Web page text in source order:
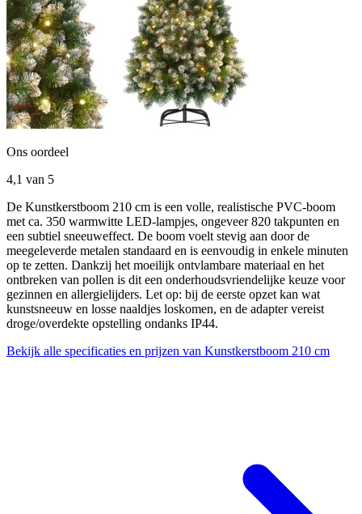
Ons oordeel
4,1 van 5
De Kunstkerstboom 210 cm is een volle, realistische PVC-boom
met ca. 350 warmwitte LED-lampjes, ongeveer 820 takpunten en
een subtiel sneeuweffect. De boom voelt stevig aan door de
meegeleverde metalen standaard en is eenvoudig in enkele minuten
op te zetten. Dankzij het moeilijk ontvlambare materiaal en het
ontbreken van pollen is dit een onderhoudsvriendelijke keuze voor
gezinnen en allergielijders. Let op: bij de eerste opzet kan wat
kunstsneeuw en losse naaldjes loskomen, en de adapter vereist
droge/overdekte opstelling ondanks IP44.
Bekijk alle specificaties en prijzen van Kunstkerstboom 210 cm